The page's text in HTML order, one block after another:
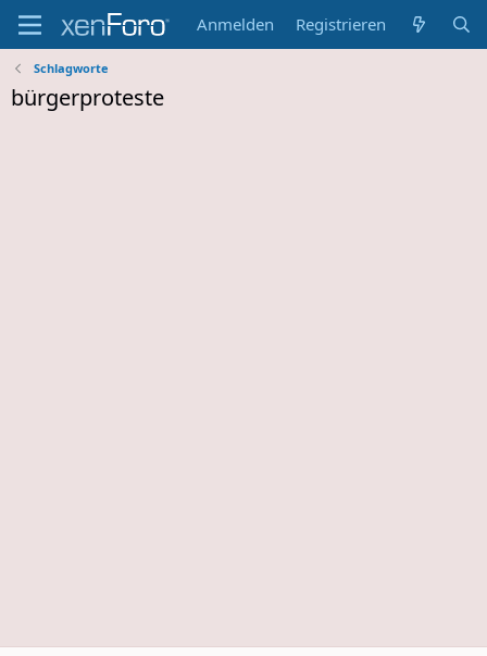
Anmelden Registrieren
Schlagworte
bürgerproteste